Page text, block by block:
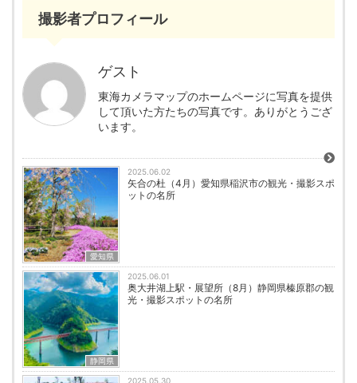
撮影者プロフィール
ゲスト
東海カメラマップのホームページに写真を提供
して頂いた方たちの写真です。ありがとうござ
います。
愛知県
2025.06.02
矢合の杜（4月）愛知県稲沢市の観光・撮影スポ
ットの名所
静岡県
2025.06.01
奥大井湖上駅・展望所（8月）静岡県榛原郡の観
光・撮影スポットの名所
2025.05.30